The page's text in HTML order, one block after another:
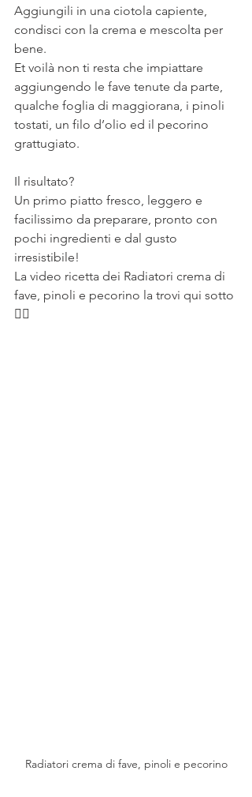
Aggiungili in una ciotola capiente,
condisci con la crema e mescolta per
bene.
Et voilà non ti resta che impiattare
aggiungendo le fave tenute da parte,
qualche foglia di maggiorana, i pinoli
tostati, un filo d’olio ed il pecorino
grattugiato.
Il risultato?
Un primo piatto fresco, leggero e
facilissimo da preparare, pronto con
pochi ingredienti e dal gusto
irresistibile!
La video ricetta dei Radiatori crema di
fave, pinoli e pecorino la trovi qui sotto
👇🏻
Radiatori crema di fave, pinoli e pecorino